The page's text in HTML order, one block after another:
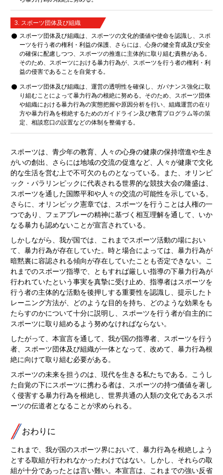
3. スポーツ団体及び組織
スポーツ団体及び組織は、スポーツの文化的価値や使命を認識し、スポ
ーツを行う者の権利・利益の保護、さらには、心身の健全育成及び安全
の確保に配慮しつつ、スポーツの推進に主体的に取り組む責務がある。
そのため、スポーツにおける暴力行為が、スポーツを行う者の権利・利
益の侵害であることを自覚する。
スポーツ団体及び組織は、運営の透明性を確保し、ガバナンス強化に取
り組むことによって暴力行為の根絶に努める。そのため、スポーツ団体
や組織における暴力行為の実態把握や原因分析を行い、組織運営の在り
方や暴力行為を根絶するためのガイドライン及び教育プログラム等の策
定、相談窓口の設置などの体制を整備する。
スポーツは、青少年の教育、人々の心身の健康の保持増進や生き
がいの創出、さらには地域の交流の促進など、人々が健康で文化
的な生活を営む上で不可欠のものとなっている。また、オリンピ
ック・パラリンピックに代表される世界的な競技大会の隆盛は、
スポーツを通した国際平和や人々の交流の可能性を示している。
さらに、オリンピック憲章では、スポーツを行うことは人権の一
つであり、フェアプレーの精神に基づく相互理解を通して、いか
なる暴力も認めないことが宣言されている。
しかしながら、我が国では、これまでスポーツ活動の場におい
て、暴力行為が存在していた。時と場合によっては、暴力行為が
暗黙裏に容認される傾向が存在していたことも否定できない。こ
れまでのスポーツ指導で、ともすれば厳しい指導の下暴力行為が
行われていたという事実を真摯に受け止め、指導者はスポーツを
行う者の主体的な活動を後押しする重要性を認識し、提示したト
レーニング方法が、どのような目的を持ち、どのような効果をも
たらすのかについて十分に説明し、スポーツを行う者が自主的に
スポーツに取り組めるよう努めなければならない。
したがって、本宣言を通して、我が国の指導者、スポーツを行う
者、スポーツ団体及び組織が一体となって、改めて、暴力行為根
絶に向けて取り組む必要がある。
スポーツの未来を担うのは、現代を生きる私たちである。こうし
た自覚の下にスポーツに携わる者は、スポーツの持つ価値を著し
く侵害する暴力行為を根絶し、世界共通の人類の文化であるスポ
ーツの伝道者となることが求められる。
おわりに
これまで、我が国のスポーツ界において、暴力行為を根絶しよう
とする取組が行われなかったわけではない。しかし、それらの取
組が十分であったとは言い難い。本宣言は、これまでの強い反省